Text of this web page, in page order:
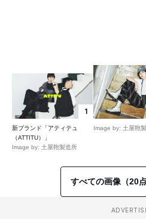
1
新ブランド「アティテュ
（ATTITU）」
Image by: 土屋鞄製造所
Image by: 土屋鞄
すべての画像（20